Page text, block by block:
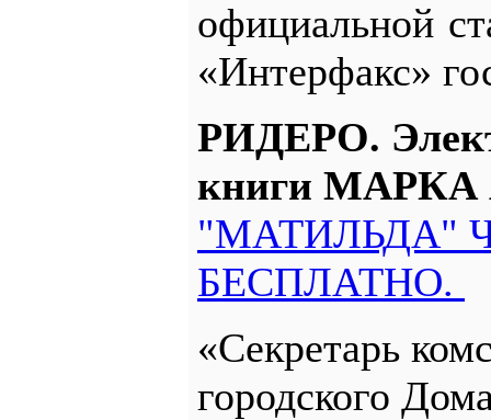
официальной
«Интерфакс»
РИДЕРО.
книги
"МАТИЛЬДА"
БЕСПЛАТНО.
«Секретарь
городского